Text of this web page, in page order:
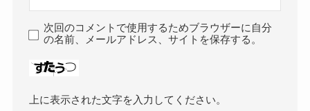
次回のコメントで使用するためブラウザーに自分
の名前、メールアドレス、サイトを保存する。
上に表示された文字を入力してください。